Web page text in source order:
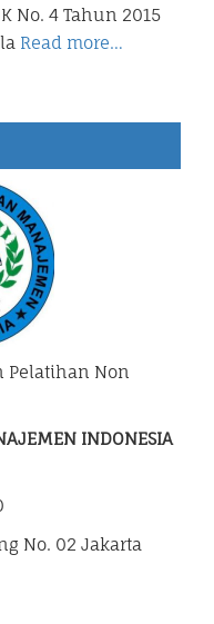
No. 4 Tahun 2015
Read more…
Pelatihan Non
INDONESIA
No. 02 Jakarta